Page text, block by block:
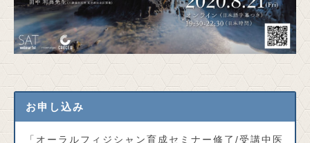
お申し込み
「オーラルフィジシャン育成セミナー修了/受講中医